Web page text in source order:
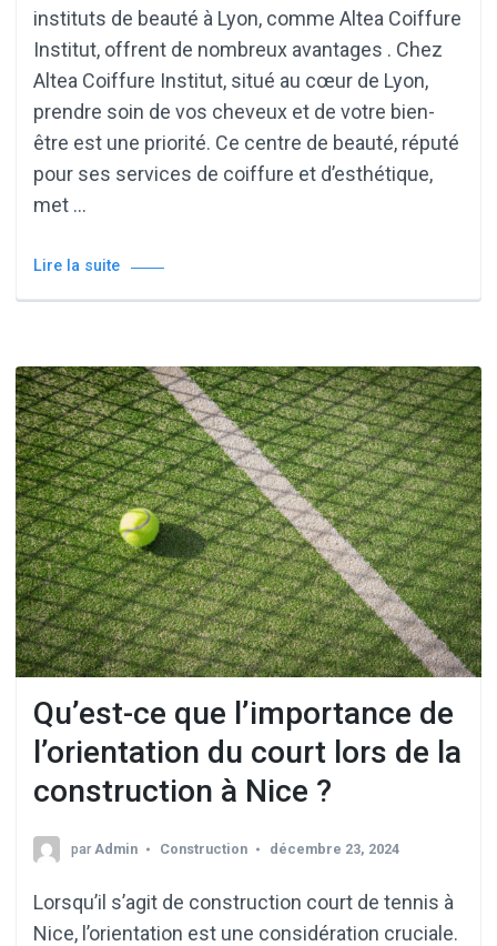
instituts de beauté à Lyon, comme Altea Coiffure
Institut, offrent de nombreux avantages . Chez
Altea Coiffure Institut, situé au cœur de Lyon,
prendre soin de vos cheveux et de votre bien-
être est une priorité. Ce centre de beauté, réputé
pour ses services de coiffure et d’esthétique,
met …
Lire la suite
Qu’est-ce que l’importance de
l’orientation du court lors de la
construction à Nice ?
par Admin Construction décembre 23, 2024
Lorsqu’il s’agit de construction court de tennis à
Nice, l’orientation est une considération cruciale.